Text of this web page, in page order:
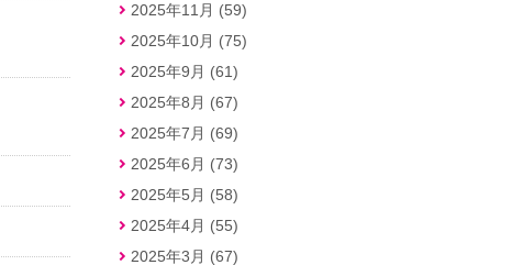
2025年11月 (59)
2025年10月 (75)
2025年9月 (61)
2025年8月 (67)
2025年7月 (69)
2025年6月 (73)
2025年5月 (58)
2025年4月 (55)
2025年3月 (67)